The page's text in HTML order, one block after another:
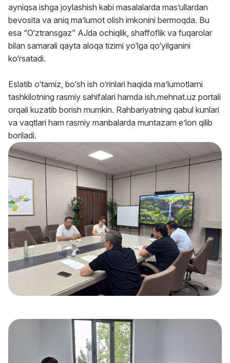
ayniqsa ishga joylashish kabi masalalarda mas’ullardan
bevosita va aniq ma’lumot olish imkonini bermoqda. Bu
esa “O‘ztransgaz” AJda ochiqlik, shaffoflik va fuqarolar
bilan samarali qayta aloqa tizimi yo‘lga qo‘yilganini
ko‘rsatadi.
Eslatib o‘tamiz, bo‘sh ish o‘rinlari haqida ma’lumotlarni
tashkilotning rasmiy sahifalari hamda ish.mehnat.uz portali
orqali kuzatib borish mumkin. Rahbariyatning qabul kunlari
va vaqtlari ham rasmiy manbalarda muntazam e’lon qilib
boriladi.